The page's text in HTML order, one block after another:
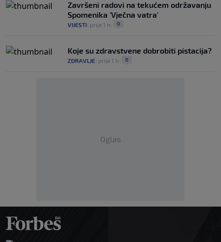
Završeni radovi na tekućem održavanju
Spomenika 'Vječna vatra'
VIJESTI prije 1 h 0
Koje su zdravstvene dobrobiti pistacija?
ZDRAVLJE prije 1 h 0
Oglas